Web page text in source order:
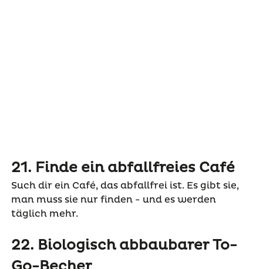
21. Finde ein abfallfreies Café
Such dir ein Café, das abfallfrei ist. Es gibt sie,
man muss sie nur finden - und es werden
täglich mehr.
22. Biologisch abbaubarer To-